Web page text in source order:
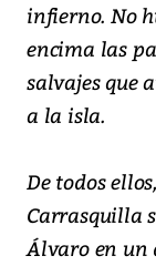
infierno. No
encima las
salvajes que
a la isla.
De todos
Carrasquilla
Álvaro en un